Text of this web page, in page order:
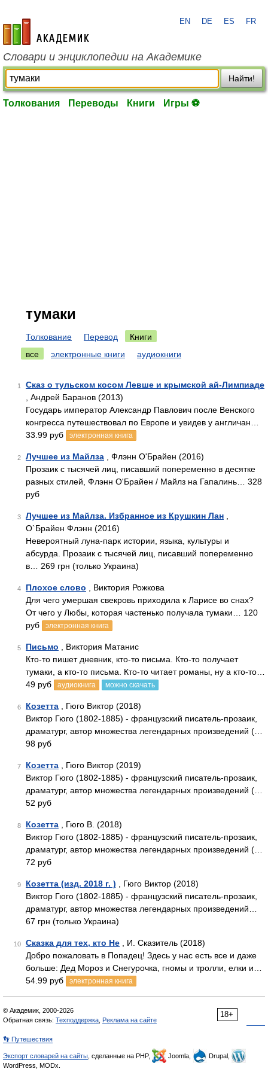
academic.ru
EN DE ES FR
Словари и энциклопедии на Академике
Найти!
Толкования Переводы Книги Игры ⚽
тумаки
Толкование Перевод
Книги
все
электронные книги аудиокниги
1
Сказ о тульском косом Левше и крымской ай-Лимпиаде
, Андрей Баранов (2013)
Государь император Александр Павлович после Венского
конгресса путешествовал по Европе и увидев у англичан…
33.99 руб
электронная книга
2 Лучшее из Майлза , Флэнн О'Брайен (2016)
Прозаик с тысячей лиц, писавший попеременно в десятке
разных стилей, Флэнн О'Брайен / Майлз на Гапалинь… 328
руб
3 Лучшее из Майлза. Избранное из Крушкин Лан
О`Брайен Флэнн (2016)
Невероятный луна-парк истории, языка, культуры и
абсурда. Прозаик с тысячей лиц, писавший попеременно
в… 269 грн (только Украина)
4 Плохое слово , Виктория Рожкова
Для чего умершая свекровь приходила к Ларисе во снах?
От чего у Любы, которая частенько получала тумаки… 120
руб
электронная книга
5 Письмо , Виктория Матанис
Кто-то пишет дневник, кто-то письма. Кто-то получает
тумаки, а кто-то письма. Кто-то читает романы, ну а кто-то…
49 руб
аудиокнига можно скачать
6 Козетта , Гюго Виктор (2018)
Виктор Гюго (1802-1885) - французский писатель-прозаик,
драматург, автор множества легендарных произведений (…
98 руб
7 Козетта , Гюго Виктор (2019)
Виктор Гюго (1802-1885) - французский писатель-прозаик,
драматург, автор множества легендарных произведений (…
52 руб
8 Козетта , Гюго В. (2018)
Виктор Гюго (1802-1885) - французский писатель-прозаик,
драматург, автор множества легендарных произведений (…
72 руб
9 Козетта (изд. 2018 г. ) , Гюго Виктор (2018)
Виктор Гюго (1802-1885) - французский писатель-прозаик,
драматург, автор множества легендарных произведений…
67 грн (только Украина)
10 Сказка для тех, кто Не , И. Сказитель (2018)
Добро пожаловать в Попадец! Здесь у нас есть все и даже
больше: Дед Мороз и Снегурочка, гномы и тролли, елки и…
54.99 руб
электронная книга
18+
© Академик, 2000-2026
Обратная связь: Техподдержка Реклама на сайте
👣 Путешествия
Экспорт словарей на сайты , сделанные на PHP, Joomla,
Drupal,
WordPress, MODx.